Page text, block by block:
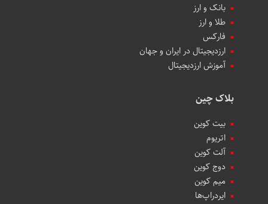
بانک و ارز
طلا و ارز
فارکس
ارزدیجیتال در ایران و جهان
آموزش ارزدیجیتال
بلاک چین
بیت کوین
اتریوم
آلت کوین
دوج کوین
میم کوین‌
ایردراپ‌ها